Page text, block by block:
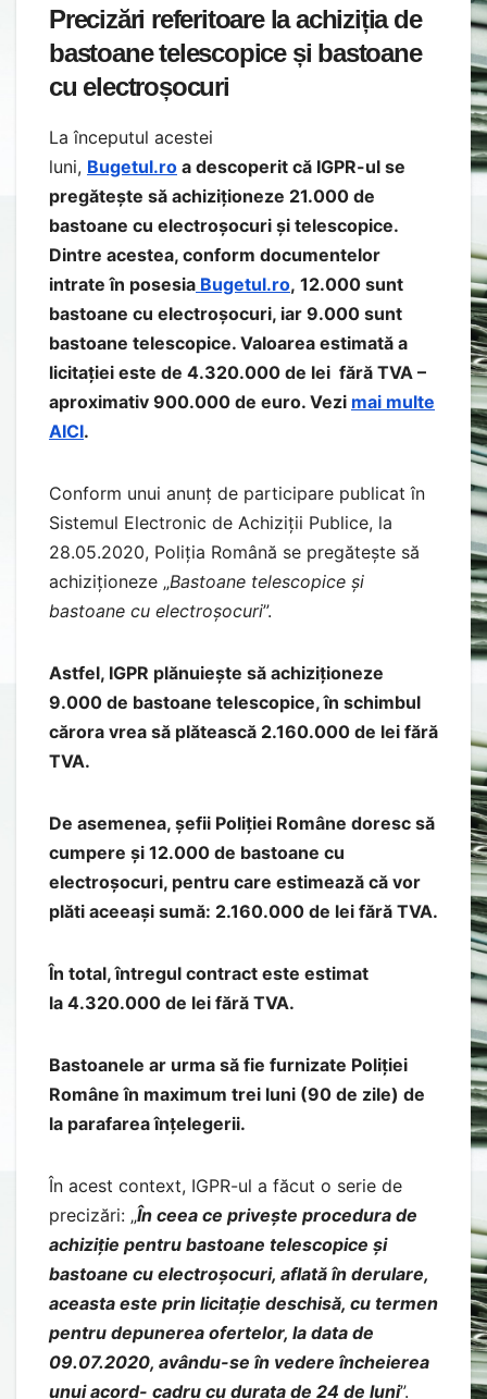
Precizări referitoare la achiziția de
bastoane telescopice și bastoane
cu electroșocuri
La începutul acestei
luni, Bugetul.ro a descoperit că IGPR-ul se
pregătește să achiziționeze 21.000 de
bastoane cu electroșocuri și telescopice.
Dintre acestea, conform documentelor
intrate în posesia Bugetul.ro, 12.000 sunt
bastoane cu electroșocuri, iar 9.000 sunt
bastoane telescopice. Valoarea estimată a
licitației este de 4.320.000 de lei fără TVA –
aproximativ 900.000 de euro. Vezi mai multe
AICI.
Conform unui anunț de participare publicat în
Sistemul Electronic de Achiziții Publice, la
28.05.2020, Poliția Română se pregătește să
achiziționeze „Bastoane telescopice și
bastoane cu electroșocuri”.
Astfel, IGPR plănuiește să achiziționeze
9.000 de bastoane telescopice, în schimbul
cărora vrea să plătească 2.160.000 de lei fără
TVA.
De asemenea, șefii Poliției Române doresc să
cumpere și 12.000 de bastoane cu
electroșocuri, pentru care estimează că vor
plăti aceeași sumă: 2.160.000 de lei fără TVA.
În total, întregul contract este estimat
la 4.320.000 de lei fără TVA.
Bastoanele ar urma să fie furnizate Poliției
Române în maximum trei luni (90 de zile) de
la parafarea înțelegerii.
În acest context, IGPR-ul a făcut o serie de
precizări: „În ceea ce privește procedura de
achiziție pentru bastoane telescopice și
bastoane cu electroșocuri, aflată în derulare,
aceasta este prin licitație deschisă, cu termen
pentru depunerea ofertelor, la data de
09.07.2020, avându-se în vedere încheierea
unui acord- cadru cu durata de 24 de luni”.